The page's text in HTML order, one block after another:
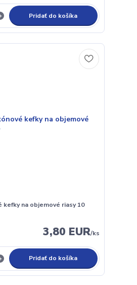
Pridať do košíka
kefky na objemové riasy 10
3,80 EUR/ks
Pridať do košíka